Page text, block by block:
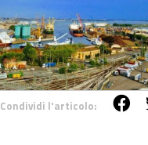
Condividi l'articolo: